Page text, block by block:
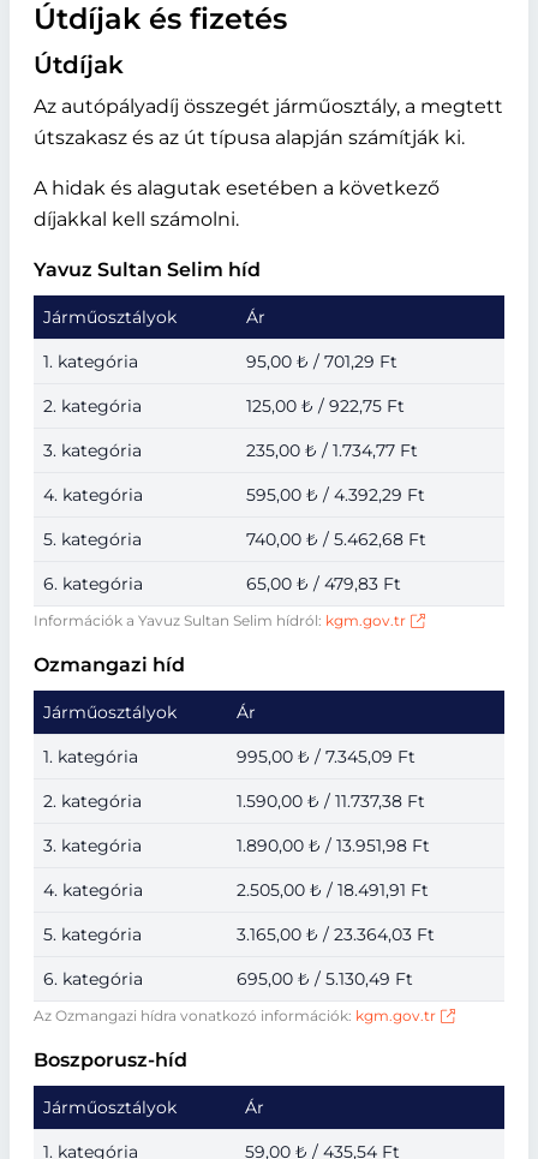
Útdíjak és fizetés
Útdíjak
Az autópályadíj összegét járműosztály, a megtett
útszakasz és az út típusa alapján számítják ki.
A hidak és alagutak esetében a következő
díjakkal kell számolni.
Yavuz Sultan Selim híd
Információk a Yavuz Sultan Selim hídról: kgm.gov.tr
Járműosztályok Ár
1. kategória 95,00 ₺ / 701,29 Ft
2. kategória 125,00 ₺ / 922,75 Ft
3. kategória 235,00 ₺ / 1.734,77 Ft
4. kategória 595,00 ₺ / 4.392,29 Ft
5. kategória 740,00 ₺ / 5.462,68 Ft
6. kategória 65,00 ₺ / 479,83 Ft
Ozmangazi híd
Az Ozmangazi hídra vonatkozó információk: kgm.gov.tr
Járműosztályok Ár
1. kategória 995,00 ₺ / 7.345,09 Ft
2. kategória 1.590,00 ₺ / 11.737,38 Ft
3. kategória 1.890,00 ₺ / 13.951,98 Ft
4. kategória 2.505,00 ₺ / 18.491,91 Ft
5. kategória 3.165,00 ₺ / 23.364,03 Ft
6. kategória 695,00 ₺ / 5.130,49 Ft
Boszporusz-híd
Járműosztályok Ár
1. kategória 59,00 ₺ / 435,54 Ft